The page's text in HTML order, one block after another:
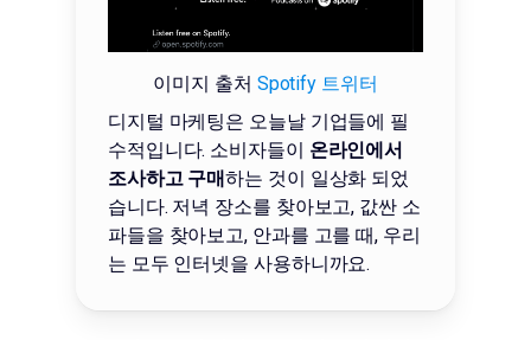
이미지 출처 Spotify 트위터
디지털 마케팅은 오늘날 기업들에 필
수적입니다. 소비자들이 온라인에서
조사하고 구매하는 것이 일상화 되었
습니다. 저녁 장소를 찾아보고, 값싼 소
파들을 찾아보고, 안과를 고를 때, 우리
는 모두 인터넷을 사용하니까요.